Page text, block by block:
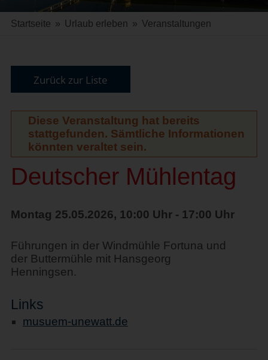
Startseite » Urlaub erleben » Veranstaltungen
Zurück zur Liste
Diese Veranstaltung hat bereits
stattgefunden. Sämtliche Informationen
könnten veraltet sein.
Deutscher Mühlentag
Montag 25.05.2026, 10:00 Uhr - 17:00 Uhr
Führungen in der Windmühle Fortuna und
der Buttermühle mit Hansgeorg
Henningsen.
Links
musuem-unewatt.de